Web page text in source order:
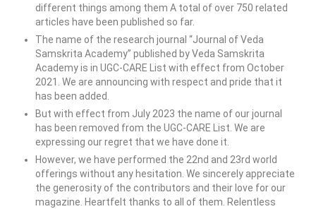
different things among them A total of over 750 related
articles have been published so far.
The name of the research journal “Journal of Veda
Samskrita Academy” published by Veda Samskrita
Academy is in UGC-CARE List with effect from October
2021. We are announcing with respect and pride that it
has been added.
But with effect from July 2023 the name of our journal
has been removed from the UGC-CARE List. We are
expressing our regret that we have done it.
However, we have performed the 22nd and 23rd world
offerings without any hesitation. We sincerely appreciate
the generosity of the contributors and their love for our
magazine. Heartfelt thanks to all of them. Relentless